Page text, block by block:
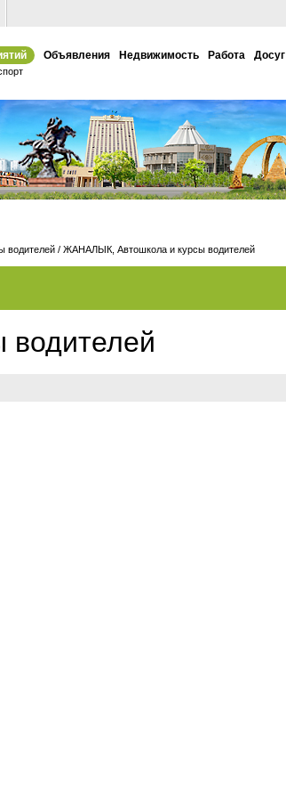
Объявления Недвижимость Работа Досуг
водителей / ЖАНАЛЫК, Автошкола и курсы водителей